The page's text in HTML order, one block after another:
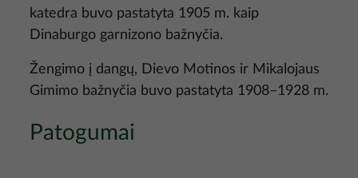
katedra buvo pastatyta 1905 m. kaip
Dinaburgo garnizono bažnyčia.
Žengimo į dangų, Dievo Motinos ir Mikalojaus
Gimimo bažnyčia buvo pastatyta 1908–1928 m.
Patogumai